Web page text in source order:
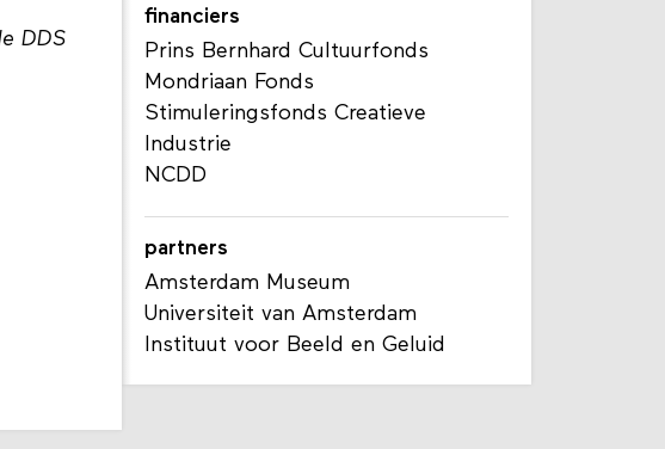
DDS
financiers
Prins Bernhard Cultuurfonds
Mondriaan Fonds
Stimuleringsfonds Creatieve
Industrie
partners
Amsterdam Museum
Universiteit van Amsterdam